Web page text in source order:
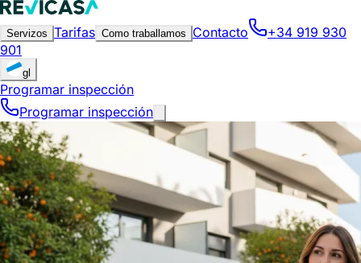
Servizos Tarifas Como traballamos Contacto
+34 919 930
901
gl
Programar inspección
Programar inspección